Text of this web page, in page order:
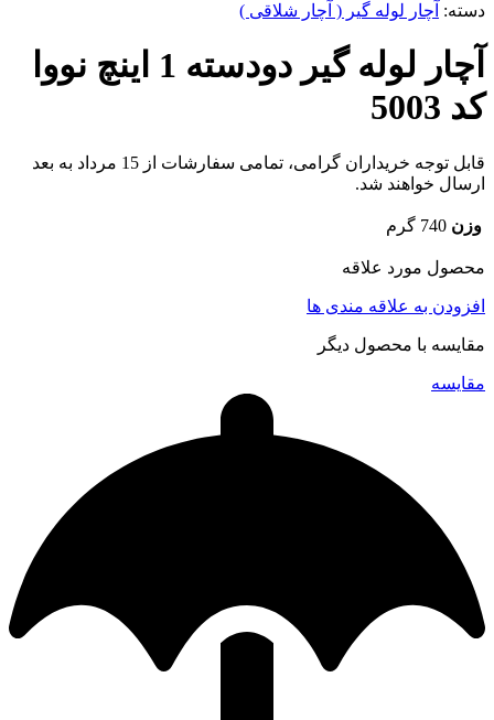
دسته: آچار لوله گیر ( آچار شلاقی )
آچار لوله گیر دودسته 1 اینچ نووا
کد 5003
قابل توجه خریداران گرامی، تمامی سفارشات از 15 مرداد به بعد
ارسال خواهند شد.
وزن 740 گرم
محصول مورد علاقه
افزودن به علاقه مندی ها
مقایسه با محصول دیگر
مقایسه